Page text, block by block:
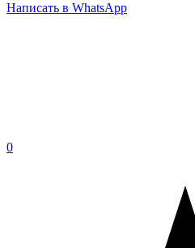
Написать в WhatsApp
0